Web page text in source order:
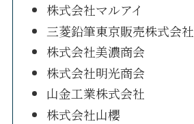
株式会社マルアイ
三菱鉛筆東京販売株式会社
株式会社美濃商会
株式会社明光商会
山金工業株式会社
株式会社山櫻